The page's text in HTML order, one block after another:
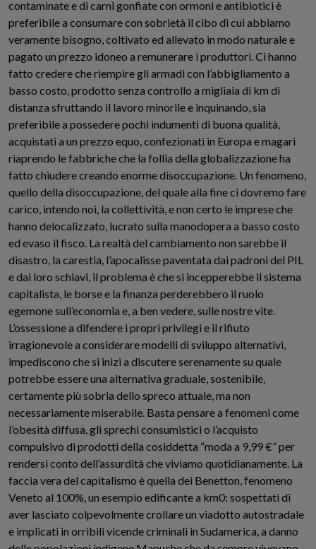
contaminate e di carni gonfiate con ormoni e antibiotici è
preferibile a consumare con sobrietà il cibo di cui abbiamo
veramente bisogno, coltivato ed allevato in modo naturale e
pagato un prezzo idoneo a remunerare i produttori. Ci hanno
fatto credere che riempire gli armadi con l’abbigliamento a
basso costo, prodotto senza controllo a migliaia di km di
distanza sfruttando il lavoro minorile e inquinando, sia
preferibile a possedere pochi indumenti di buona qualità,
acquistati a un prezzo equo, confezionati in Europa e magari
riaprendo le fabbriche che la follia della globalizzazione ha
fatto chiudere creando enorme disoccupazione. Un fenomeno,
quello della disoccupazione, del quale alla fine ci dovremo fare
carico, intendo noi, la collettività, e non certo le imprese che
hanno delocalizzato, lucrato sulla manodopera a basso costo
ed evaso il fisco. La realtà del cambiamento non sarebbe il
disastro, la carestia, l’apocalisse paventata dai padroni del PIL
e dai loro schiavi, il problema è che si incepperebbe il sistema
capitalista, le borse e la finanza perderebbero il ruolo
egemone sull’economia e, a ben vedere, sulle nostre vite.
L’ossessione a difendere i propri privilegi e il rifiuto
irragionevole a considerare modelli di sviluppo alternativi,
impediscono che si inizi a discutere serenamente su quale
potrebbe essere una alternativa graduale, sostenibile,
certamente più sobria dello spreco attuale, ma non
necessariamente miserabile. Basta pensare a fenomeni come
l’obesità diffusa, gli sprechi consumistici o l’acquisto
compulsivo di prodotti della cosiddetta “moda a 9,99 €” per
rendersi conto dell’assurdità che viviamo quotidianamente. La
faccia vera del capitalismo è quella dei Benetton, fenomeno
Veneto al 100%, un esempio edificante a km0: sospettati di
aver lasciato colpevolmente crollare un viadotto autostradale
e implicati in orribili vicende criminali in Sudamerica, a danno